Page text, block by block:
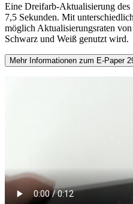
Eine Dreifarb-Aktualisierung
7,5 Sekunden. Mit
möglich Aktualisierungsraten
Schwarz und Weiß genutzt wird.
Mehr Informationen zum E-Paper